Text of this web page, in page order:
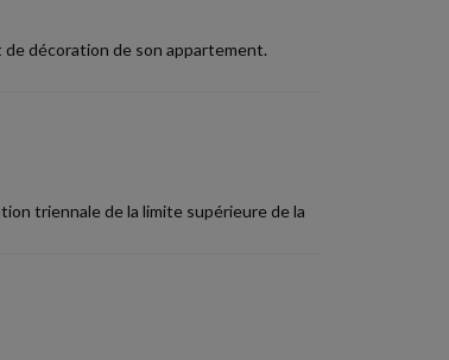
décoration de son appartement.
triennale de la limite supérieure de la